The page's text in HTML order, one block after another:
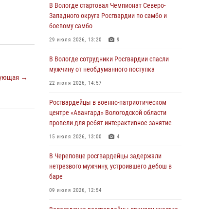
→
самбо
03 августа 2026, 08:54 8 1
ЗА МИНУВШУЮ НЕДЕЛЮ СОТРУДНИКАМИ
В ВОЛОГОДСКОЙ ОБЛАСТИ ЗАДЕРЖАНО 23
ПРАВОНАРУШИТЕЛЯ
02 августа 2026, 10:37
Росгвардейцы в г. Соколе задержали
несовершеннолетнего нарушителя
на питбайке
31 июля 2026, 06:43
В Вологде стартовал Чемпионат Северо-
Западного округа Росгвардии по самбо и
боевому самбо
29 июля 2026, 13:20
В Вологде стартовал Чемпионат Северо-
Западного округа Росгвардии по самбо и
боевому самбо
29 июля 2026, 13:20 9
В Вологде сотрудники Росгвардии спасли
мужчину от необдуманного поступка
22 июля 2026, 14:57
Росгвардейцы в военно-патриотическом
центре «Авангард» Вологодской области
провели для ребят интерактивное занятие
15 июля 2026, 13:00 4
В Череповце росгвардейцы задержали
нетрезвого мужчину, устроившего дебош в
баре
09 июля 2026, 12:54